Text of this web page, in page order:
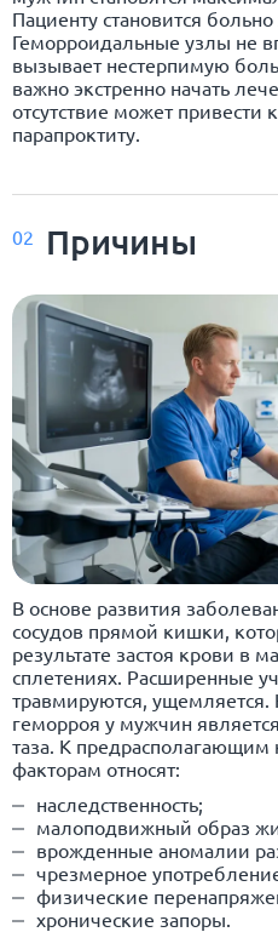
Пациенту становится больно
Геморроидальные узлы не
вызывает нестерпимую
важно экстренно начать
отсутствие может привести
парапроктиту.
02 Причины
В основе развития
сосудов прямой кишки,
результате застоя крови в
сплетениях. Расширенные
травмируются,
геморроя у мужчин
таза. К
факторам относят:
наследственность;
малоподвижный образ
врожденные аномалии
чрезмерное
физические
хронические запоры.